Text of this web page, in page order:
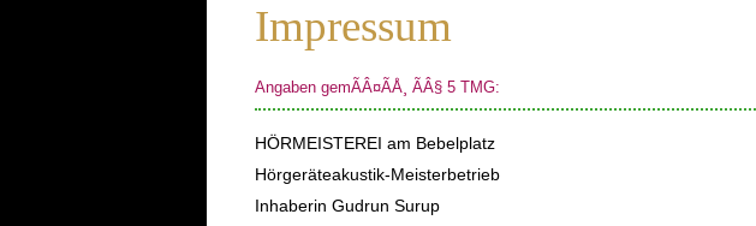
Impressum
Angaben gemÃÂ¤ÃÅ¸ ÃÂ§ 5 TMG:
HÖRMEISTEREI am Bebelplatz
Hörgeräteakustik-Meisterbetrieb
Inhaberin Gudrun Surup